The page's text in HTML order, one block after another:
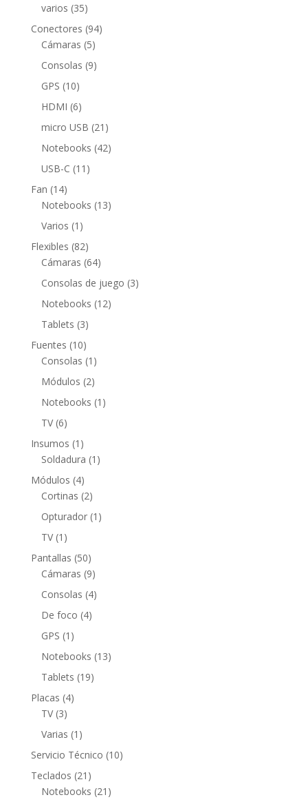
varios 3535
productos
Conectores 9494
Cámaras 55
productos
Consolas 99
GPS 1010
productos
HDMI 66
productos
micro USB 21 21
productos
Notebooks 4242
USB-C 11 11
Fan 1414
productos
Notebooks 1313
Varios 1 1
producto
Flexibles 8282
productos
Cámaras 6464
productos
Consolas de juego 33
Notebooks 1212
Tablets 33
productos
Fuentes 1010
productos
Consolas 1 1
producto
Módulos 22
productos
Notebooks 1 1
TV 66
productos
Insumos 1 1
producto
Soldadura 1 1
Módulos 44
productos
Cortinas 22
productos
Opturador 1 1
TV 1 1
producto
Pantallas 5050
productos
Cámaras 99
productos
Consolas 44
De foco 44
GPS 1 1
producto
Notebooks 1313
Tablets 1919
Placas 44
TV 33
productos
Varias 1 1
producto
Servicio Técnico 1010
Teclados 21 21
productos
Notebooks 21 21